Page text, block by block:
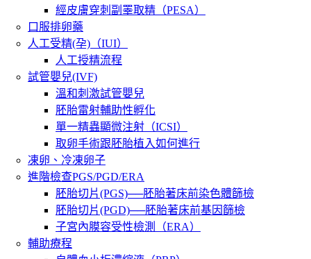
經皮膚穿刺副睪取精（PESA）
口服排卵藥
人工受精(孕)（IUI）
人工授精流程
試管嬰兒(IVF)
溫和刺激試管嬰兒
胚胎雷射輔助性孵化
單一精蟲顯微注射（ICSI）
取卵手術跟胚胎植入如何進行
凍卵、冷凍卵子
進階檢查PGS/PGD/ERA
胚胎切片(PGS)──胚胎著床前染色體篩檢
胚胎切片(PGD)──胚胎著床前基因篩檢
子宮內膜容受性檢測（ERA）
輔助療程